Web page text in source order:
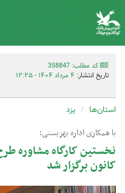
کد مطلب: 358847
تاریخ انتشار: ۴ مرداد ۱۴۰۴ - ۱۲:۲۵
استان‌ها یزد
با همکاری اداره بهزیستی؛
نخستین کارگاه مشاوره
کانون برگزار شد